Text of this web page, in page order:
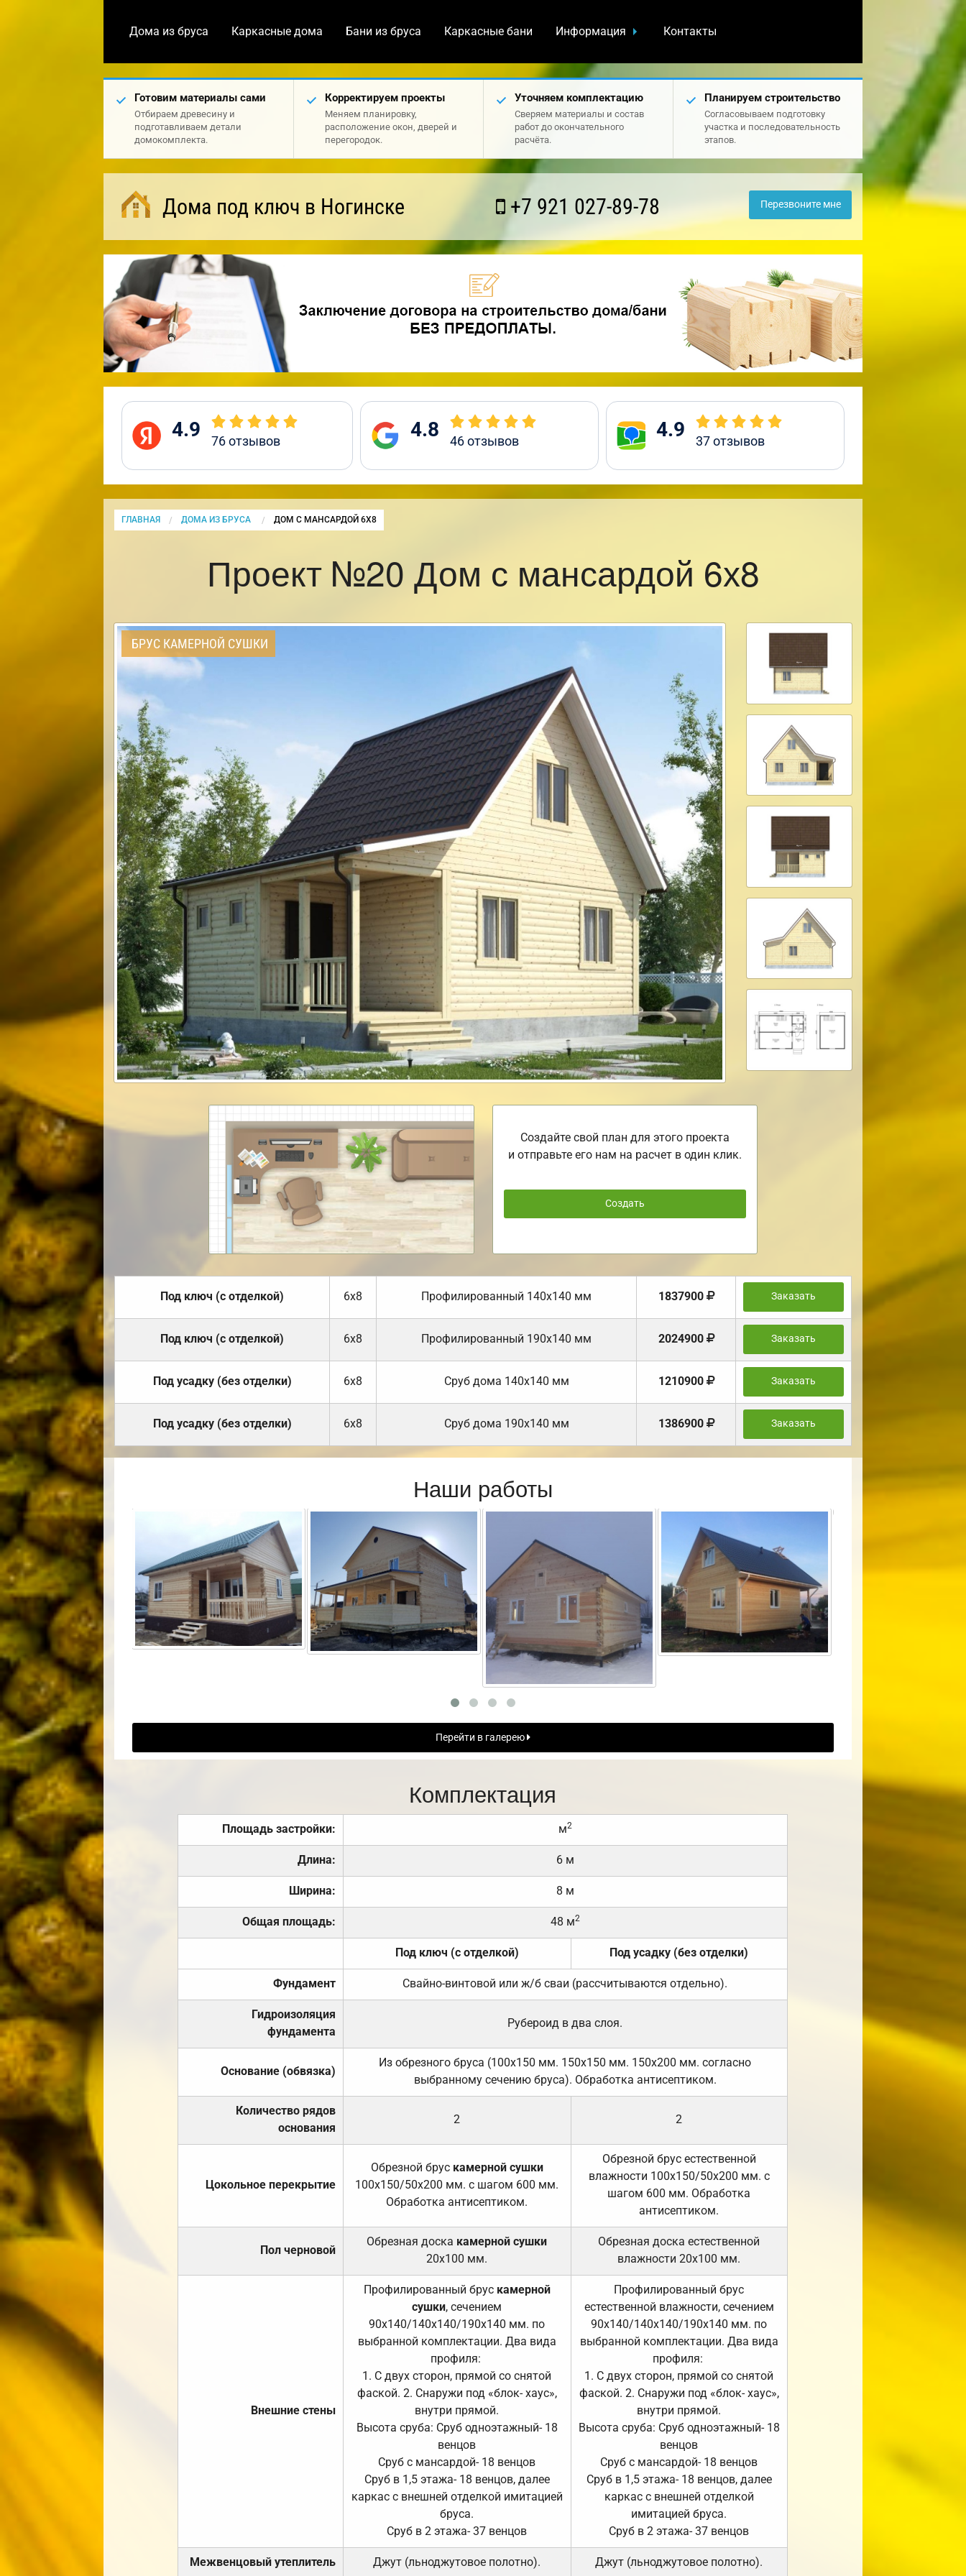
Дома из бруса Каркасные дома Бани из бруса Каркасные бани Информация Контакты
Готовим материалы сами
Отбираем древесину и
подготавливаем детали
домокомплекта.
Корректируем проекты
Меняем планировку,
расположение окон, дверей и
перегородок.
Уточняем комплектацию
Сверяем материалы и состав
работ до окончательного
расчёта.
Планируем строительство
Согласовываем подготовку
участка и последовательность
этапов.
Дома под ключ в Ногинске +7 921 027-89-78 Перезвоните мне
4.9 76отзывов 4.8 46отзывов 4.9 37отзывов
ГЛАВНАЯ ДОМА ИЗ БРУСА CURRENT:
ДОМ С МАНСАРДОЙ 6Х8
Проект №20 Дом с мансардой 6х8
БРУС КАМЕРНОЙ СУШКИ
Создайте свой план для этого проекта
и отправьте его нам на расчет в один клик.
Создать
Под ключ (с отделкой) 6х8 Профилированный 140х140 мм 1837900 Заказать
Под ключ (с отделкой) 6х8 Профилированный 190х140 мм 2024900 Заказать
Под усадку (без отделки) 6х8 Cруб дома 140х140 мм 1210900 Заказать
Под усадку (без отделки) 6х8 Cруб дома 190х140 мм 1386900 Заказать
Наши работы
Перейти в галерею
Комплектация
Площадь застройки: м2
Длина: 6 м
Ширина: 8 м
Общая площадь: 48 м2
Под ключ (с отделкой) Под усадку (без отделки)
Фундамент Свайно-винтовой или ж/б сваи (рассчитываются отдельно).
Гидроизоляция
фундамента
Рубероид в два слоя.
Основание (обвязка)
Из обрезного бруса (100х150 мм. 150х150 мм. 150х200 мм. согласно
выбранному сечению бруса). Обработка антисептиком.
Количество рядов
основания
2 2
Цокольное перекрытие
Обрезной брус камерной сушки
100х150/50х200 мм. с шагом 600 мм.
Обработка антисептиком.
Обрезной брус естественной
влажности 100х150/50х200 мм. с
шагом 600 мм. Обработка
антисептиком.
Пол черновой
Обрезная доска камерной сушки
20х100 мм.
Обрезная доска естественной
влажности 20х100 мм.
Внешние стены
Профилированный брус камерной
сушки, сечением
90х140/140х140/190х140 мм. по
выбранной комплектации. Два вида
профиля:
1. С двух сторон, прямой со снятой
фаской. 2. Снаружи под «блок- хаус»,
внутри прямой.
Высота сруба: Сруб одноэтажный- 18
венцов
Сруб с мансардой- 18 венцов
Сруб в 1,5 этажа- 18 венцов, далее
каркас с внешней отделкой имитацией
бруса.
Сруб в 2 этажа- 37 венцов
Профилированный брус
естественной влажности, сечением
90х140/140х140/190х140 мм. по
выбранной комплектации. Два вида
профиля:
1. С двух сторон, прямой со снятой
фаской. 2. Снаружи под «блок- хаус»,
внутри прямой.
Высота сруба: Сруб одноэтажный- 18
венцов
Сруб с мансардой- 18 венцов
Сруб в 1,5 этажа- 18 венцов, далее
каркас с внешней отделкой
имитацией бруса.
Сруб в 2 этажа- 37 венцов
Межвенцовый утеплитель Джут (льноджутовое полотно). Джут (льноджутовое полотно).